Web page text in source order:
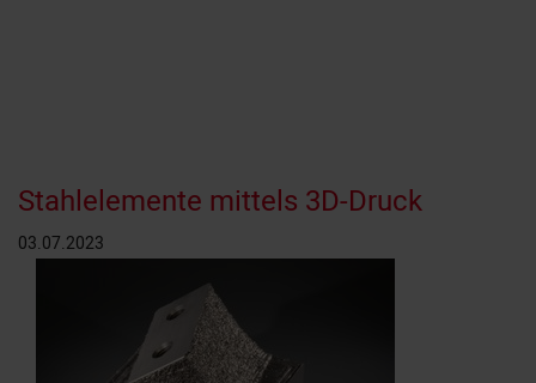
Stahlelemente mittels 3D-Druck
03.07.2023